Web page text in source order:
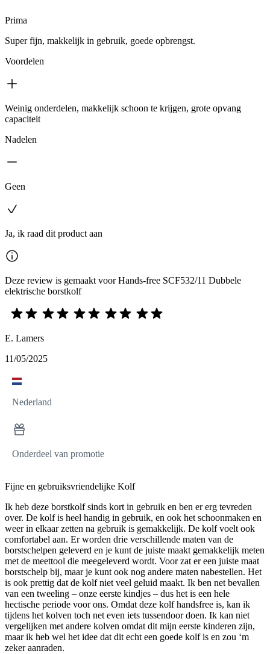
Prima
Super fijn, makkelijk in gebruik, goede opbrengst.
Voordelen
Weinig onderdelen, makkelijk schoon te krijgen, grote opvang
capaciteit
Nadelen
Geen
Ja, ik raad dit product aan
Deze review is gemaakt voor Hands-free SCF532/11 Dubbele
elektrische borstkolf
E. Lamers
11/05/2025
Nederland
Onderdeel van promotie
Fijne en gebruiksvriendelijke Kolf
Ik heb deze borstkolf sinds kort in gebruik en ben er erg tevreden
over. De kolf is heel handig in gebruik, en ook het schoonmaken en
weer in elkaar zetten na gebruik is gemakkelijk. De kolf voelt ook
comfortabel aan. Er worden drie verschillende maten van de
borstschelpen geleverd en je kunt de juiste maakt gemakkelijk meten
met de meettool die meegeleverd wordt. Voor zat er een juiste maat
borstschelp bij, maar je kunt ook nog andere maten nabestellen. Het
is ook prettig dat de kolf niet veel geluid maakt. Ik ben net bevallen
van een tweeling – onze eerste kindjes – dus het is een hele
hectische periode voor ons. Omdat deze kolf handsfree is, kan ik
tijdens het kolven toch net even iets tussendoor doen. Ik kan niet
vergelijken met andere kolven omdat dit mijn eerste kinderen zijn,
maar ik heb wel het idee dat dit echt een goede kolf is en zou ‘m
zeker aanraden.